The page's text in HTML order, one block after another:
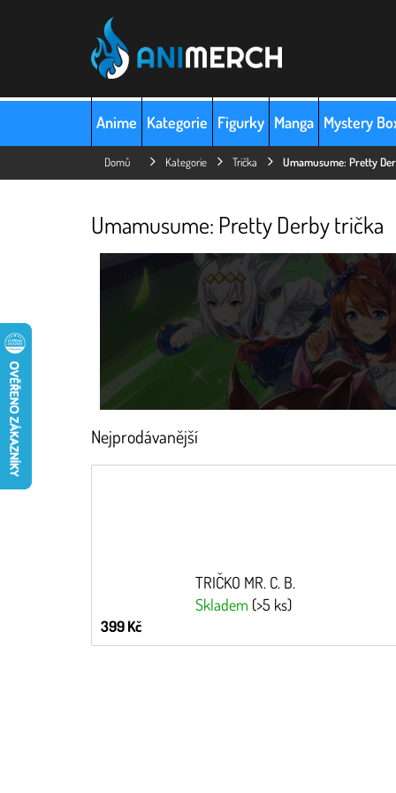
Anime Kategorie Figurky Manga Mystery
Domů Kategorie Trička Umamusume: Pretty
Umamusume: Pretty Derby trička
Nejprodávanější
TRIČKO MR. C. B.
Skladem (>5 ks)
399 Kč